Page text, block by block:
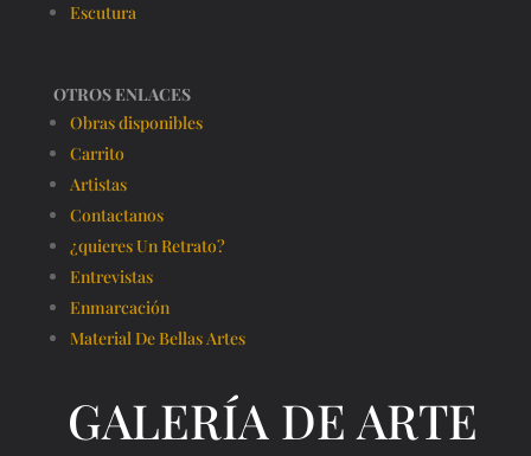
Escutura
OTROS ENLACES
Obras disponibles
Carrito
Artistas
Contactanos
¿quieres Un Retrato?
Entrevistas
Enmarcación
Material De Bellas Artes
GALERÍA DE ARTE